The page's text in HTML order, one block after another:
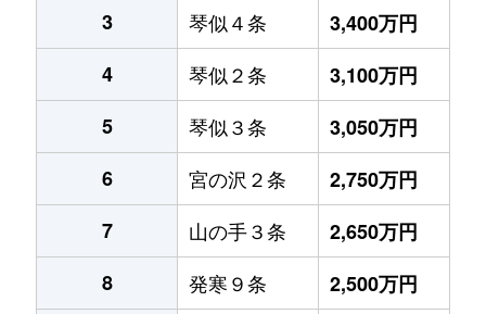
3
琴似４条
3,400万円
4
琴似２条
3,100万円
5
琴似３条
3,050万円
6
宮の沢２条
2,750万円
7
山の手３条
2,650万円
8
発寒９条
2,500万円